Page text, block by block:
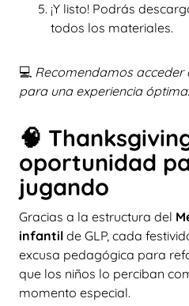
¡Y listo! Podrás
todos los materiales.
💻 Recomendamos acceder
para una experiencia óptima.
🧠
oportunidad
jugando
Gracias a la estructura del
infantil de GLP, cada
excusa pedagógica para
que los niños lo perciban
momento especial.